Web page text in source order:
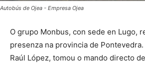
Autobús de Ojea - Empresa Ojea
O grupo Monbus, con sede en Lugo,
presenza na provincia de
Raúl López, tomou o mando directo